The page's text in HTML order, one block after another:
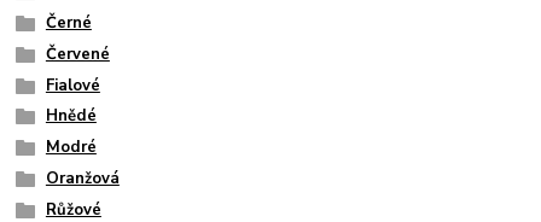
Černé
Červené
Fialové
Hnědé
Modré
Oranžová
Růžové